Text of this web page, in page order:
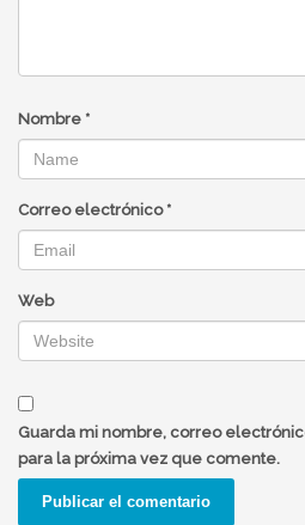
Nombre *
Correo electrónico *
Web
Guarda mi nombre, correo
para la próxima vez que comente.